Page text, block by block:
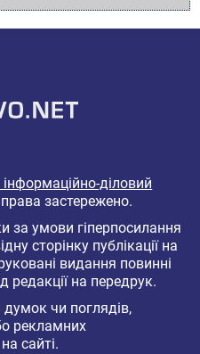
діловий
права застережено.
за умови гіперпосилання
сторінку публікації на
видання повинні
редакції на передрук.
чи поглядів,
рекламних
сайті.